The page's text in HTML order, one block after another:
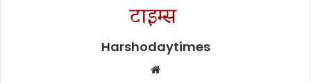
Harshodaytimes
Website